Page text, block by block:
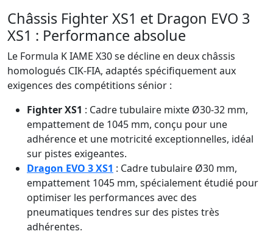
Châssis Fighter XS1 et Dragon EVO 3
XS1 : Performance absolue
Le Formula K IAME X30 se décline en deux châssis
homologués CIK-FIA, adaptés spécifiquement aux
exigences des compétitions sénior :
Fighter XS1 : Cadre tubulaire mixte Ø30-32 mm,
empattement de 1045 mm, conçu pour une
adhérence et une motricité exceptionnelles, idéal
sur pistes exigeantes.
Dragon EVO 3 XS1 : Cadre tubulaire Ø30 mm,
empattement 1045 mm, spécialement étudié pour
optimiser les performances avec des
pneumatiques tendres sur des pistes très
adhérentes.